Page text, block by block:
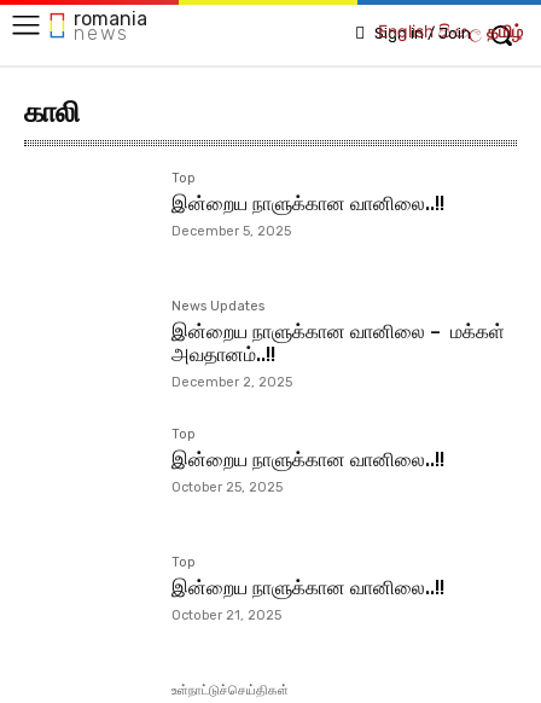
romania
news Sign in / Join
காலி
Top
இன்றைய நாளுக்கான வானிலை..!!
December 5, 2025
News Updates
இன்றைய நாளுக்கான வானிலை – மக்கள்
அவதானம்..!!
December 2, 2025
Top
இன்றைய நாளுக்கான வானிலை..!!
October 25, 2025
Top
இன்றைய நாளுக்கான வானிலை..!!
October 21, 2025
உள்நாட்டுச்செய்திகள்
English සිංහල தமிழ்